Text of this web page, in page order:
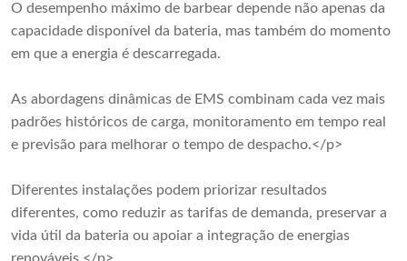
O desempenho máximo de barbear depende não apenas da
capacidade disponível da bateria, mas também do momento
em que a energia é descarregada.
As abordagens dinâmicas de EMS combinam cada vez mais
padrões históricos de carga, monitoramento em tempo real
e previsão para melhorar o tempo de despacho.</p>
Diferentes instalações podem priorizar resultados
diferentes, como reduzir as tarifas de demanda, preservar a
vida útil da bateria ou apoiar a integração de energias